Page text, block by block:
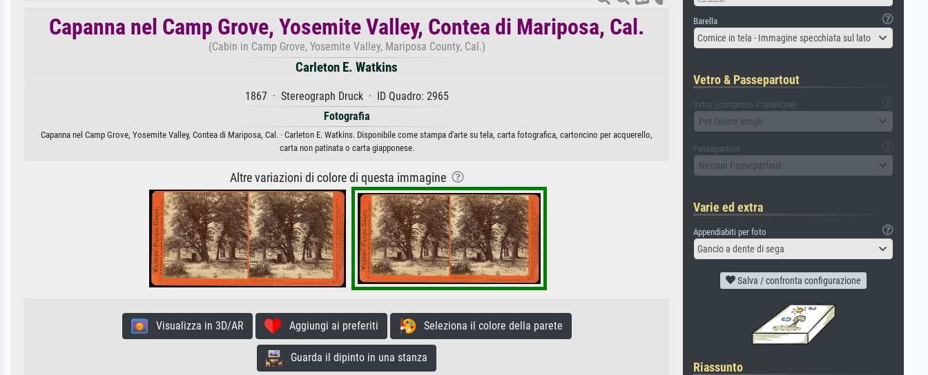
Capanna nel Camp Grove, Yosemite Valley, Contea di Mariposa, Cal.
(Cabin in Camp Grove, Yosemite Valley, Mariposa County, Cal.)
Carleton E. Watkins
1867 · Stereograph Druck · ID Quadro: 2965
Fotografia
Capanna nel Camp Grove, Yosemite Valley, Contea di Mariposa, Cal. · Carleton E. Watkins. Disponibile come stampa d'arte su tela, carta fotografica, cartoncino per acquerello,
carta non patinata o carta giapponese.
Altre variazioni di colore di questa immagine
Visualizza in 3D/AR Aggiungi ai preferiti Seleziona il colore della parete
Guarda il dipinto in una stanza
Barella
Cornice in tela - Immagine specchiata sul lato
Vetro & Passepartout
Vetro (compreso il tabellone)
Per favore scegli
Passepartout
Nessun Passepartout
Varie ed extra
Appendiabiti per foto
Gancio a dente di sega
Salva / confronta configurazione
Riassunto